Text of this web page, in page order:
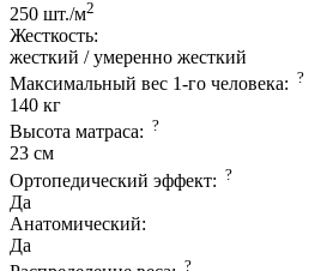
250 шт./м2
Жесткость:
жесткий / умеренно жесткий
Максимальный вес 1-го человека: ?
140 кг
Высота матраса: ?
23 см
Ортопедический эффект: ?
Да
Анатомический:
Да
?